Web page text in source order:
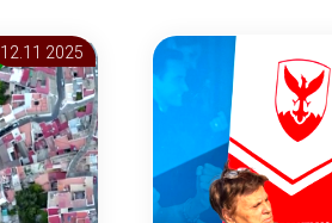
12.11 2025